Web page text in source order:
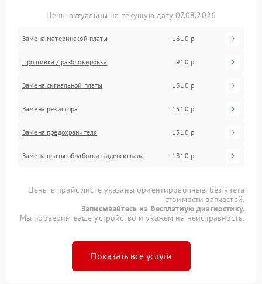
Цены актуальны на текущую дату 07.08.2026
Замена материнской платы 1610 р
Прошивка / разблокировка 910 р
Замена сигнальной платы 1310 р
Замена резистора 1510 р
Замена предохранителя 1510 р
Замена платы обработки видеосигнала 1810 р
Цены в прайс-листе указаны ориентировочные, без учета
стоимости запчастей.
Записывайтесь на бесплатную диагностику.
Мы проверим ваше устройство и укажем на неисправность.
Показать все услуги